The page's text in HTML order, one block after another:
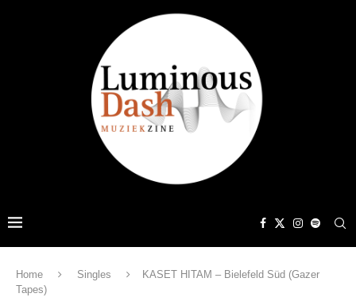
Home Singles
KASET HITAM – Bielefeld Süd (Gazer
Tapes)